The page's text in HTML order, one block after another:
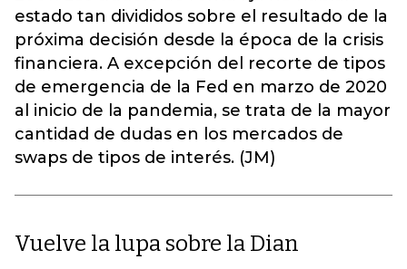
estado tan divididos sobre el resultado de la
próxima decisión desde la época de la crisis
financiera. A excepción del recorte de tipos
de emergencia de la Fed en marzo de 2020
al inicio de la pandemia, se trata de la mayor
cantidad de dudas en los mercados de
swaps de tipos de interés. (JM)
Vuelve la lupa sobre la Dian